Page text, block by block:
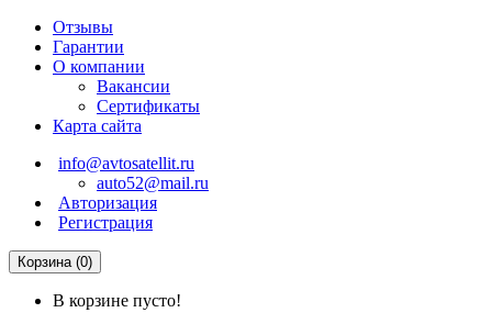
Отзывы
Гарантии
О компании
Вакансии
Сертификаты
Карта сайта
info@avtosatellit.ru
auto52@mail.ru
Авторизация
Регистрация
Корзина (0)
В корзине пусто!